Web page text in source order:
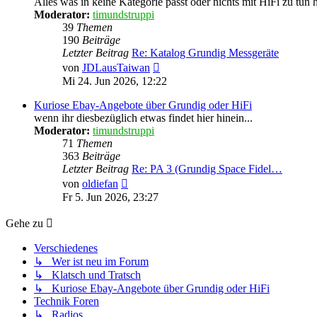
Moderator: timundstruppi
39 Themen
190 Beiträge
Letzter Beitrag Re: Katalog Grundig Messgeräte
von JDLausTaiwan
Beitrag
Mi 24. Jun 2026, 12:22
Kuriose Ebay-Angebote über Grundig oder HiFi
wenn ihr diesbezüglich etwas findet hier hinein...
Moderator: timundstruppi
71 Themen
363 Beiträge
Letzter Beitrag Re: PA 3 (Grundig Space Fidel…
von oldiefan
Beitrag
Fr 5. Jun 2026, 23:27
Gehe zu
Verschiedenes
↳ Wer ist neu im Forum
↳ Klatsch und Tratsch
↳ Kuriose Ebay-Angebote über Grundig oder HiFi
Technik Foren